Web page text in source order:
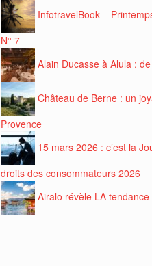
InfotravelBook –
N° 7
Alain Ducasse à Alula : de
Château de Berne : un
Provence
15 mars 2026 : c’est la
droits des consommateurs 2026
Airalo révèle LA